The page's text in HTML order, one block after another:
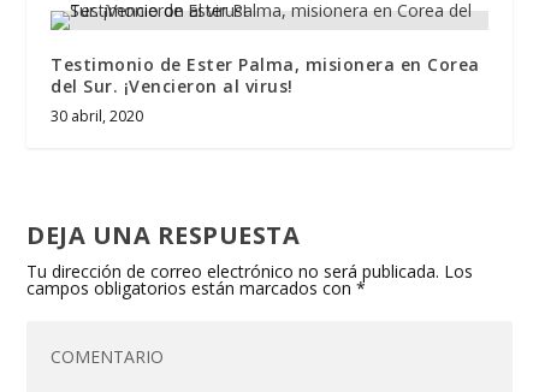
Testimonio de Ester Palma, misionera en Corea
del Sur. ¡Vencieron al virus!
30 abril, 2020
DEJA UNA RESPUESTA
Tu dirección de correo electrónico no será publicada. Los
campos obligatorios están marcados con*